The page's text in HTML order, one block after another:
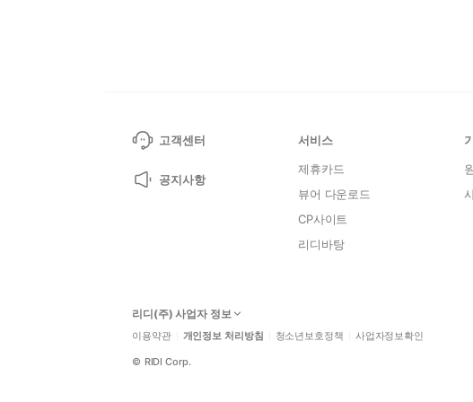
고객센터
공지사항
서비스
제휴카드
뷰어 다운로드
CP사이트
리디바탕
리디(주) 사업자 정보
이용약관 개인정보 처리방침 청소년보호정책 사업자정보확인
© RIDI Corp.